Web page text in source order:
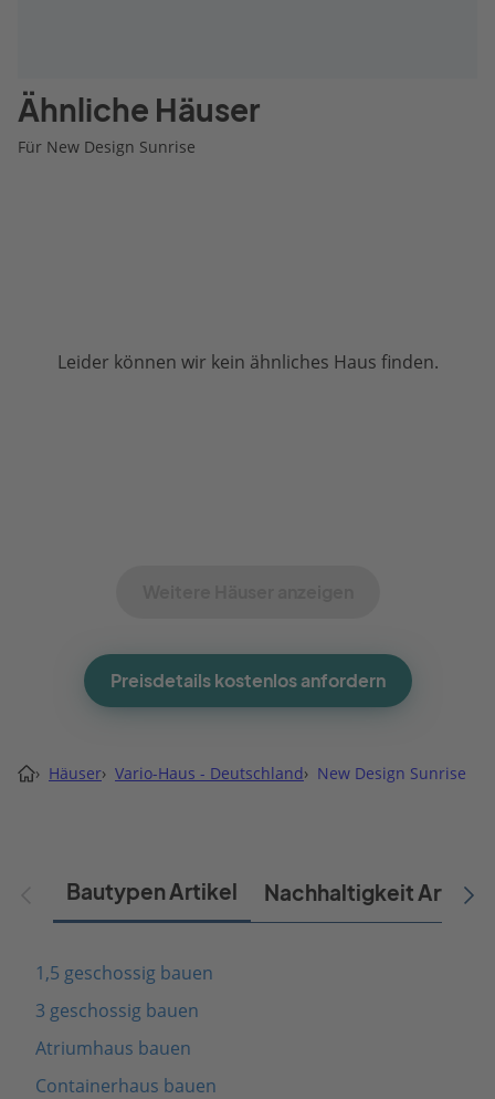
Ähnliche Häuser
Für New Design Sunrise
Leider können wir kein ähnliches Haus finden.
Preisdetails kostenlos anfordern
› Häuser› Vario-Haus - Deutschland› New Design Sunrise
Bautypen Artikel Nachhaltigkeit Artikel
1,5 geschossig bauen
3 geschossig bauen
Atriumhaus bauen
Containerhaus bauen